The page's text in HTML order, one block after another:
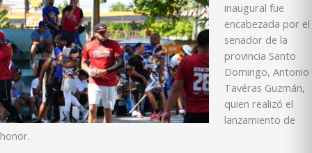
inaugural fue
encabezada por el
senador de la
provincia Santo
Domingo, Antonio
Tavéras Guzmán,
quien realizó el
lanzamiento de
honor.